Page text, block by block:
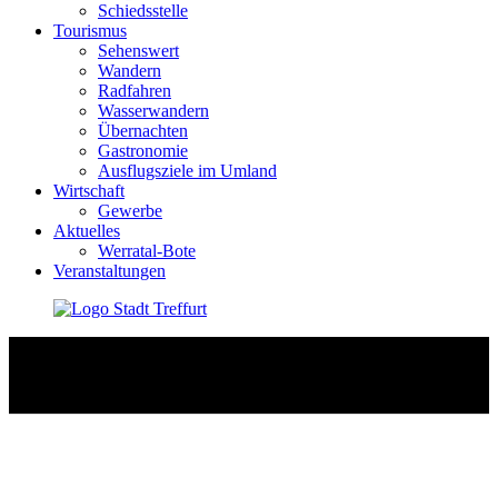
Schiedsstelle
Tourismus
Sehenswert
Wandern
Radfahren
Wasserwandern
Übernachten
Gastronomie
Ausflugsziele im Umland
Wirtschaft
Gewerbe
Aktuelles
Werratal-Bote
Veranstaltungen